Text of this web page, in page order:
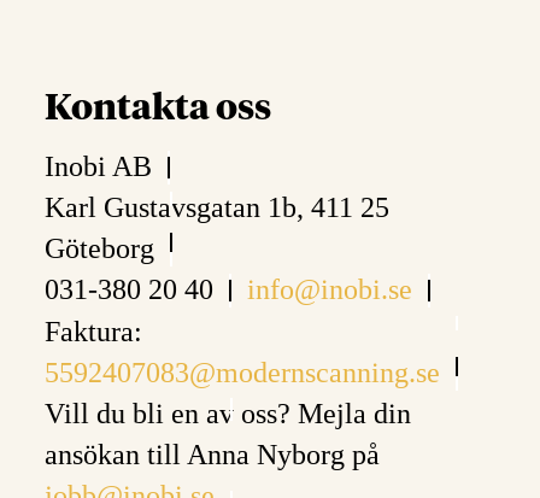
Kontakta oss
Inobi AB
Karl Gustavsgatan 1b, 411 25
Göteborg
031-380 20 40
info@inobi.se
Faktura:
5592407083@modernscanning.se
Vill du bli en av oss? Mejla din
ansökan till Anna Nyborg på